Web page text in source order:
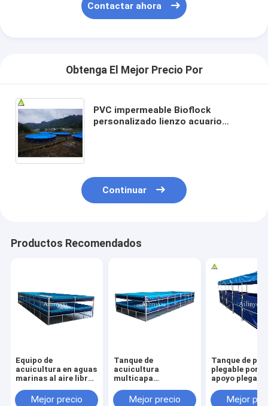
Contactar ahora
Obtenga El Mejor Precio Por
PVC impermeable Bioflock
personalizado lienzo acuario
Continuar
Productos Recomendados
Equipo de
acuicultura en aguas
marinas al aire libre
peces y camarones
Mejor precio
Tanque de
acuicultura
multicapa
cultivo de peces y
Mejor precio
Tanque de
plegable
apoyo
agricultura
Mejor